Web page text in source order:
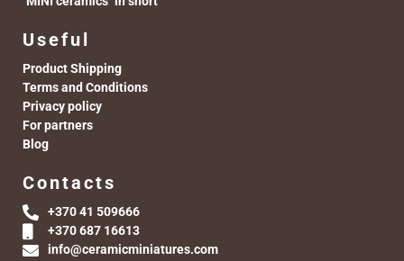
Useful
Product Shipping
Terms and Conditions
Privacy policy
For partners
Blog
Contacts
+370 41 509666
+370 687 16613
info@ceramicminiatures.com